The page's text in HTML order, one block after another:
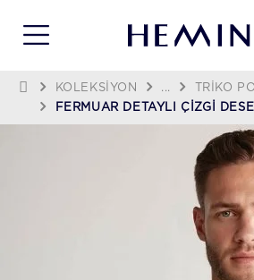
KOLEKSIYON ...
TRIKO
FERMUAR DETAYLI ÇIZGI